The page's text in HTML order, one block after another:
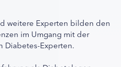
weitere Experten bilden den
im Umgang mit der
Diabetes-Experten.